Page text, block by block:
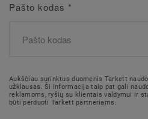
Pašto kodas *
Aukščiau surinktus duomenis Tarkett
užklausas. Ši informacija taip pat gali
reklamoms, ryšių su klientais valdymui ir
būti perduoti Tarkett partneriams.